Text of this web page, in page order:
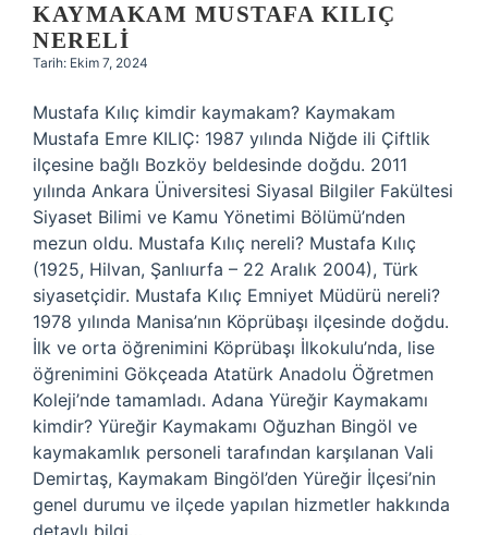
KAYMAKAM MUSTAFA KILIÇ
NERELI
Tarih: Ekim 7, 2024
Mustafa Kılıç kimdir kaymakam? Kaymakam
Mustafa Emre KILIÇ: 1987 yılında Niğde ili Çiftlik
ilçesine bağlı Bozköy beldesinde doğdu. 2011
yılında Ankara Üniversitesi Siyasal Bilgiler Fakültesi
Siyaset Bilimi ve Kamu Yönetimi Bölümü’nden
mezun oldu. Mustafa Kılıç nereli? Mustafa Kılıç
(1925, Hilvan, Şanlıurfa – 22 Aralık 2004), Türk
siyasetçidir. Mustafa Kılıç Emniyet Müdürü nereli?
1978 yılında Manisa’nın Köprübaşı ilçesinde doğdu.
İlk ve orta öğrenimini Köprübaşı İlkokulu’nda, lise
öğrenimini Gökçeada Atatürk Anadolu Öğretmen
Koleji’nde tamamladı. Adana Yüreğir Kaymakamı
kimdir? Yüreğir Kaymakamı Oğuzhan Bingöl ve
kaymakamlık personeli tarafından karşılanan Vali
Demirtaş, Kaymakam Bingöl’den Yüreğir İlçesi’nin
genel durumu ve ilçede yapılan hizmetler hakkında
detaylı bilgi…